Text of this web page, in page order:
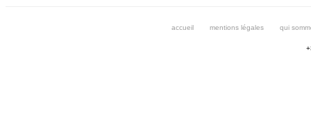
accueil mentions légales qui